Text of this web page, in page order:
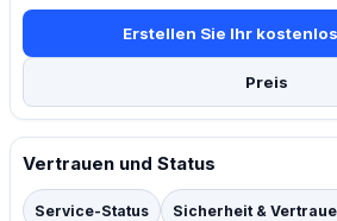
Erstellen Sie Ihr
Preis
Vertrauen und Status
Service-Status Sicherheit &